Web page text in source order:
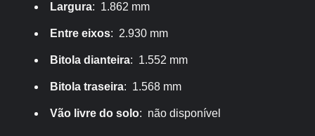
Largura: 1.862 mm
Entre eixos: 2.930 mm
Bitola dianteira: 1.552 mm
Bitola traseira: 1.568 mm
Vão livre do solo: não disponível